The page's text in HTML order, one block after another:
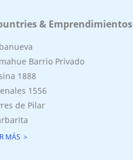
& Emprendimientos
Barrio Privado
1888
1556
de Pilar
MÁS